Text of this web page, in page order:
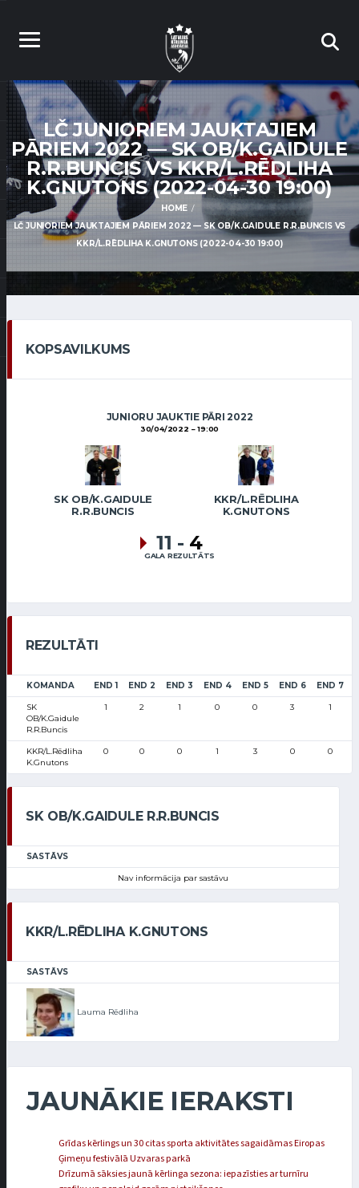
LČ JUNIORIEM JAUKTAJIEM
PĀRIEM 2022 — SK OB/K.GAIDULE
R.R.BUNCIS VS KKR/L.RĒDLIHA
K.GNUTONS (2022-04-30 19:00)
HOME
LČ JUNIORIEM JAUKTAJIEM PĀRIEM 2022 — SK OB/K.GAIDULE R.R.BUNCIS VS
KKR/L.RĒDLIHA K.GNUTONS (2022-04-30 19:00)
KOPSAVILKUMS
JUNIORU JAUKTIE PĀRI 2022
30/04/2022 19:00
SK OB/K.GAIDULE
R.R.BUNCIS
KKR/L.RĒDLIHA
K.GNUTONS
11 - 4
GALA REZULTĀTS
REZULTĀTI
KOMANDA END 1 END 2 END 3 END 4 END 5 END 6 END 7
SK
OB/K.Gaidule
R.R.Buncis
1 2 1 0 0 3 1
KKR/L.Rēdliha
K.Gnutons
0 0 0 1 3 0 0
SK OB/K.GAIDULE R.R.BUNCIS
SASTĀVS
Nav informācija par sastāvu
KKR/L.RĒDLIHA K.GNUTONS
SASTĀVS
Lauma Rēdliha
JAUNĀKIE IERAKSTI
Grīdas kērlings un 30 citas sporta aktivitātes sagaidāmas Eiropas
Ģimeņu festivālā Uzvaras parkā
Drīzumā sāksies jaunā kērlinga sezona: iepazīsties ar turnīru